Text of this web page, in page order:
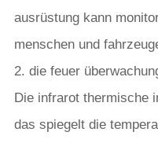
ausrüstung kann
menschen und
2. die feuer
Die infrarot thermische
das spiegelt die